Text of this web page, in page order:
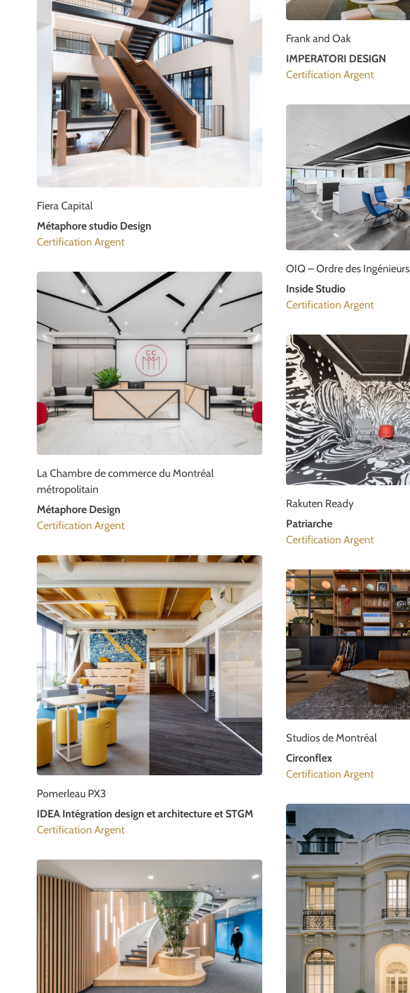
Fiera Capital
Métaphore studio Design
Certification Argent
La Chambre de commerce du Montréal
métropolitain
Métaphore Design
Certification Argent
Pomerleau PX3
IDEA Intégration design et architecture et STGM
Certification Argent
Frank and Oak
IMPERATORI DESIGN
Certification Argent
OIQ – Ordre des Ingénieurs
Inside Studio
Certification Argent
Rakuten Ready
Patriarche
Certification Argent
Studios de Montréal
Circonflex
Certification Argent